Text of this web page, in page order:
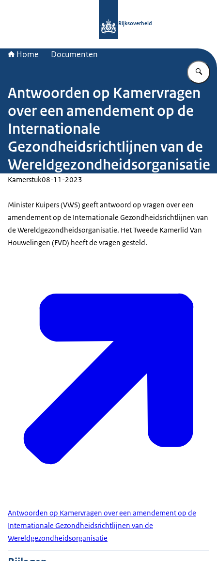
Rijksoverheid
Home Documenten
Antwoorden op Kamervragen
over een amendement op de
Internationale
Gezondheidsrichtlijnen van de
Wereldgezondheidsorganisatie
Kamerstuk08-11-2023
Minister Kuipers (VWS) geeft antwoord op vragen over een
amendement op de Internationale Gezondheidsrichtlijnen van
de Wereldgezondheidsorganisatie. Het Tweede Kamerlid Van
Houwelingen (FVD) heeft de vragen gesteld.
Antwoorden op Kamervragen over een amendement op de
Internationale Gezondheidsrichtlijnen van de
Wereldgezondheidsorganisatie